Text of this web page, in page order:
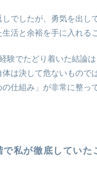
でしたが、勇気を出し
活と余裕を手に入れる
験でたどり着いた結論
体は決して危ないもので
の仕組み」が非常に整っ
で私が徹底していた